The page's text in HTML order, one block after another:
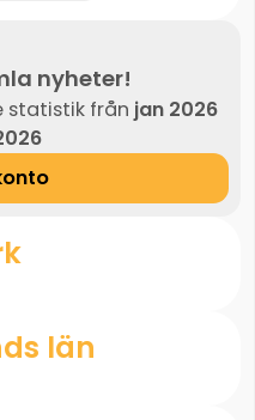
nyheter!
statistik från jan 2026
län